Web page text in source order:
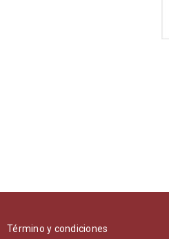
Término y condiciones